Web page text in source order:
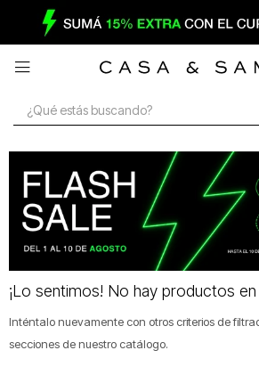

¡Lo sentimos! No hay productos
Inténtalo nuevamente con otros criterios de
secciones de nuestro catálogo.